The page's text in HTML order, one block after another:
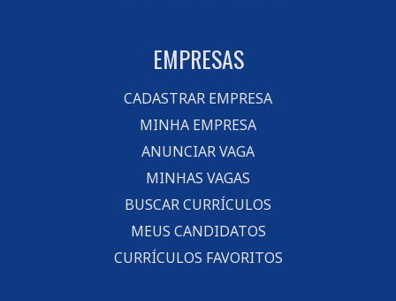
EMPRESAS
CADASTRAR EMPRESA
MINHA EMPRESA
ANUNCIAR VAGA
MINHAS VAGAS
BUSCAR CURRÍCULOS
MEUS CANDIDATOS
CURRÍCULOS FAVORITOS